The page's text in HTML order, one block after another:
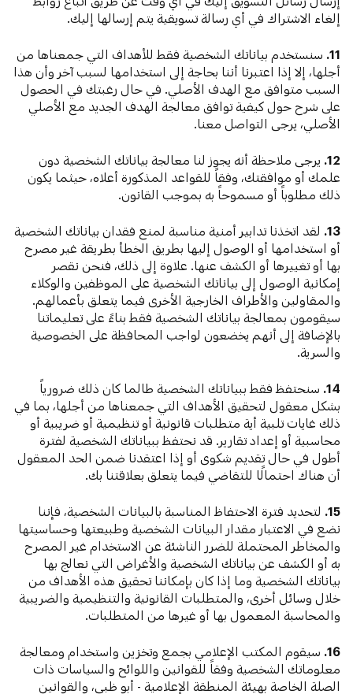
إلغاء الاشتراك في أي رسالة تسويقية يتم إرسالها إليك.
11. سنستخدم بياناتك الشخصية فقط للأهداف التي جمعناها من
أجلها، إلا إذا اعتبرنا أننا بحاجة إلى استخدامها لسبب آخر وأن هذا
السبب متوافق مع الهدف الأصلي. في حال رغبتك في الحصول
على شرح حول كيفية توافق معالجة الهدف الجديد مع الأصلي
الأصلي، يرجى التواصل معنا.
12. يرجى ملاحظة أنه يجوز لنا معالجة بياناتك الشخصية دون
علمك أو موافقتك، وفقاً للقواعد المذكورة أعلاه، حيثما يكون
ذلك مطلوباً أو مسموحاً به بموجب القانون.
13. لقد اتخذنا تدابير أمنية مناسبة لمنع فقدان بياناتك الشخصية
أو استخدامها أو الوصول إليها بطريق الخطأ بطريقة غير مصرح
بها أو تغييرها أو الكشف عنها. علاوة إلى ذلك، فنحن نقصر
إمكانية الوصول إلى بياناتك الشخصية على الموظفين والوكلاء
والمقاولين والأطراف الخارجية الأخرى فيما يتعلق بأعمالهم.
سيقومون بمعالجة بياناتك الشخصية فقط بناءً على تعليماتنا
بالإضافة إلى أنهم يخضعون لواجب المحافظة على الخصوصية
والسرية.
14. سنحتفظ فقط ببياناتك الشخصية طالما كان ذلك ضرورياً
بشكل معقول لتحقيق الأهداف التي جمعناها من أجلها، بما في
ذلك غايات تلبية أية متطلبات قانونية أو تنظيمية أو ضريبية أو
محاسبية أو إعداد تقارير. قد نحتفظ ببياناتك الشخصية لفترة
أطول في حال تقديم شكوى أو إذا اعتقدنا ضمن الحد المعقول
أن هناك احتمالًا للتقاضي فيما يتعلق بعلاقتنا بك.
15. لتحديد فترة الاحتفاظ المناسبة بالبيانات الشخصية، فإننا
نضع في الاعتبار مقدار البيانات الشخصية وطبيعتها وحساسيتها
والمخاطر المحتملة للضرر الناشئة عن الاستخدام غير المصرح
به أو الكشف عن بياناتك الشخصية والأغراض التي نعالج بها
بياناتك الشخصية وما إذا كان بإمكاننا تحقيق هذه الأهداف من
خلال وسائل أخرى، والمتطلبات القانونية والتنظيمية والضريبية
والمحاسبة المعمول بها أو غيرها من المتطلبات.
16. سيقوم المكتب الإعلامي بجمع وتخزين واستخدام ومعالجة
معلوماتك الشخصية وفقاً للقوانين واللوائح والسياسات ذات
الصلة الخاصة بهيئة المنطقة الإعلامية - أبو ظبي، والقوانين